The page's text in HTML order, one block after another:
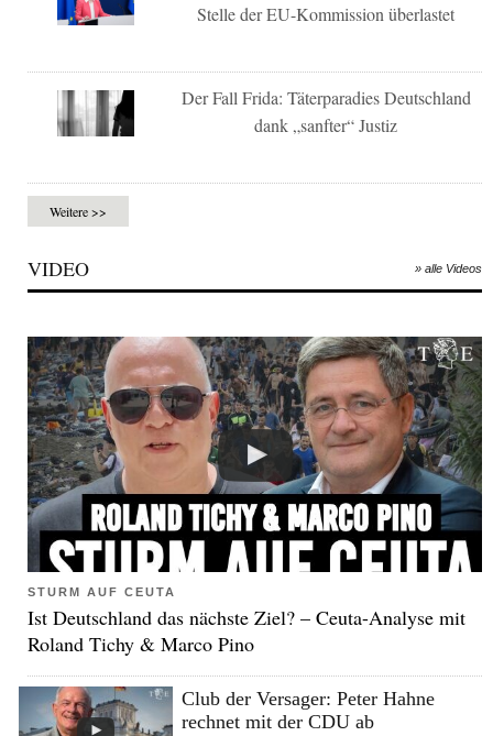
Stelle der EU-Kommission überlastet
Der Fall Frida: Täterparadies Deutschland
dank „sanfter“ Justiz
Weitere >>
VIDEO » alle Videos
STURM AUF CEUTA
Ist Deutschland das nächste Ziel? – Ceuta-Analyse mit
Roland Tichy & Marco Pino
Club der Versager: Peter Hahne
rechnet mit der CDU ab